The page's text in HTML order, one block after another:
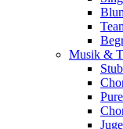
Musik &